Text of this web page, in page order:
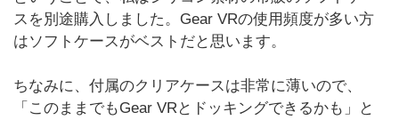
スを別途購入しました。Gear VRの使用頻度が多い方
はソフトケースがベストだと思います。
ちなみに、付属のクリアケースは非常に薄いので、
「このままでもGear VRとドッキングできるかも」と